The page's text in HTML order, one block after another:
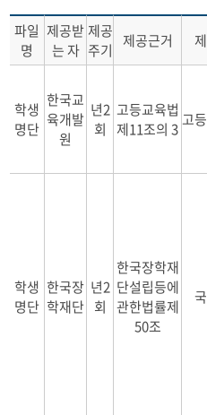
파일
명
제공받
는 자
제공
주기
제공근거
학생
명단
한국교
육개발
원
년2
회
고등교육법
제11조의 3고
학생
명단
한국장
학재단
년2
회
한국장학재
단설립등에
관한법률제
50조